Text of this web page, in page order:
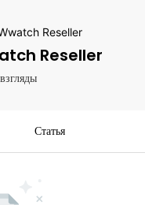
Reseller
Reseller
Статья